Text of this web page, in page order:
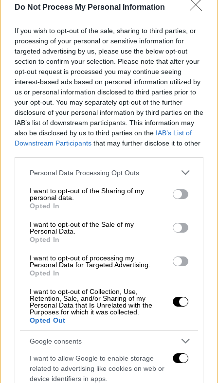
Do Not Process My Personal Information
If you wish to opt-out of the sale, sharing to third parties, or
processing of your personal or sensitive information for
targeted advertising by us, please use the below opt-out
section to confirm your selection. Please note that after your
opt-out request is processed you may continue seeing
interest-based ads based on personal information utilized by
us or personal information disclosed to third parties prior to
your opt-out. You may separately opt-out of the further
disclosure of your personal information by third parties on the
IAB’s list of downstream participants. This information may
also be disclosed by us to third parties on the IAB’s List of
Downstream Participants that may further disclose it to other
Please note that this website/app uses one or more Google
not limited to your visit or usage behaviour. You may click to
grant or deny consent to Google and its third-party tags to
use your data for below specified purposes in below Google
consent section.
Personal Data Processing Opt Outs
I want to opt-out of the Sharing of my
personal data.
Opted In
I want to opt-out of the Sale of my
Personal Data.
Opted In
I want to opt-out of processing my
Personal Data for Targeted Advertising.
Opted In
I want to opt-out of Collection, Use,
Retention, Sale, and/or Sharing of my
Personal Data that Is Unrelated with the
Purposes for which it was collected.
Opted Out
Google consents
I want to allow Google to enable storage
related to advertising like cookies on web or
device identifiers in apps.
έτερος τραυματίας του ΠΑΓΝΗ, όπως
Στη δικογραφία ως δράστης αναφέρεται και
ο δολοφονημένος.
Το απόγευμα της Κυριακής (2/11), ασκήθηκαν
ποινικές διώξειςσε βάρος τωνδύο
τραυματιών που νοσηλεύονταν
φρουρούμενοι από το Σάββατο, την εμπλοκή
των οποίων εξέταζαν από την πρώτη στιγμή
οι αστυνομικοί. Πρόκειται για τον 25χρονο
αδερφό του ιδιοκτήτη της κατοικίας στην
Οι διώξεις που ασκήθηκαν, σε βαθμό
κακουργήματος
, είναι για ανθρωποκτονία
από πρόθεση για τη δολοφονία του 39χρονου
αλλά και για απόπειρα ανθρωποκτονίας κατά
συρροή και από κοινού. Σύμφωνα με
προθεσμία να απολογηθούντην Πέμπτη.
Όπως τονίζεται, και οι δύο τραυματίες, οι
οποίοι κρατούνται σε ειδικό θάλαμο,
φέρονται να αναρρώνουν ταχύτατα.